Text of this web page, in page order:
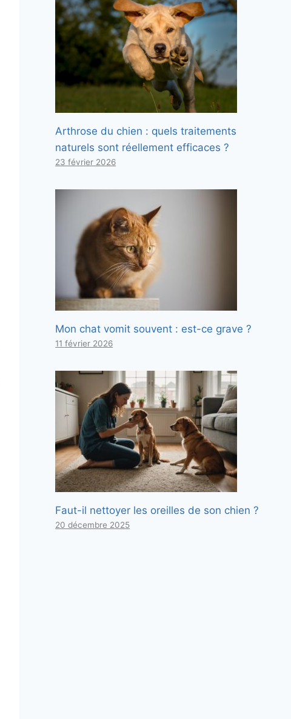
Arthrose du chien : quels traitements
naturels sont réellement efficaces ?
23 février 2026
Mon chat vomit souvent : est-ce grave ?
11 février 2026
Faut-il nettoyer les oreilles de son chien ?
20 décembre 2025